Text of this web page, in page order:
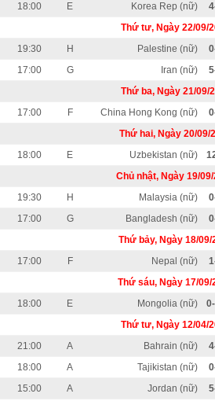
18:00
E Korea Rep (nữ)
Thứ tư, Ngày 22/09/
19:30
H Palestine (nữ)
17:00
G Iran (nữ)
Thứ ba, Ngày 21/09/
17:00
F China Hong Kong (nữ)
Thứ hai, Ngày 20/09/
18:00
E Uzbekistan (nữ)
Chủ nhật, Ngày 19/
19:30
H Malaysia (nữ)
17:00
G Bangladesh (nữ)
Thứ bảy, Ngày 18/09/
17:00
F Nepal (nữ)
Thứ sáu, Ngày 17/09/
18:00
E Mongolia (nữ)
Thứ tư, Ngày 12/04/
21:00
A Bahrain (nữ)
18:00
A Tajikistan (nữ)
15:00
A Jordan (nữ)